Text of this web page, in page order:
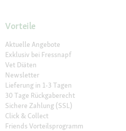
Vorteile
Aktuelle Angebote
Exklusiv bei Fressnapf
Vet Diäten
Newsletter
Lieferung in 1-3 Tagen
30 Tage Rückgaberecht
Sichere Zahlung (SSL)
Click & Collect
Friends Vorteilsprogramm